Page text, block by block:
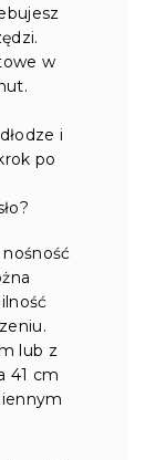
w
i
po
lub z
41 cm